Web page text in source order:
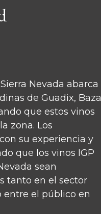
Nevada abarca
de Guadix, Baza
que estos vinos
zona. Los
su experiencia y
que los vinos IGP
sean
tanto en el sector
entre el público en